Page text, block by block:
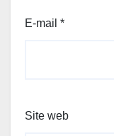
E-mail *
Site web